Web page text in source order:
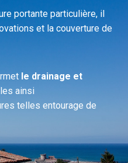
portante particulière, il
et la couverture de
le drainage et
ainsi
telles entourage de